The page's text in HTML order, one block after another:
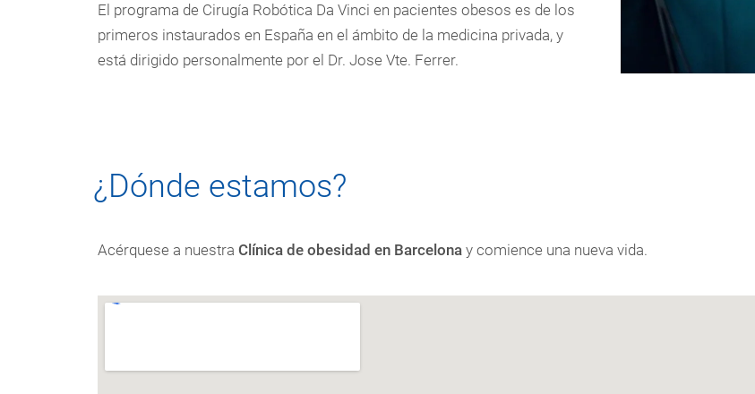
El programa de Cirugía Robótica Da Vinci en pacientes obesos es de los
primeros instaurados en España en el ámbito de la medicina privada, y
está dirigido personalmente por el Dr. Jose Vte. Ferrer.
¿Dónde estamos?
Acérquese a nuestra Clínica de obesidad en Barcelona y comience una nueva vida.